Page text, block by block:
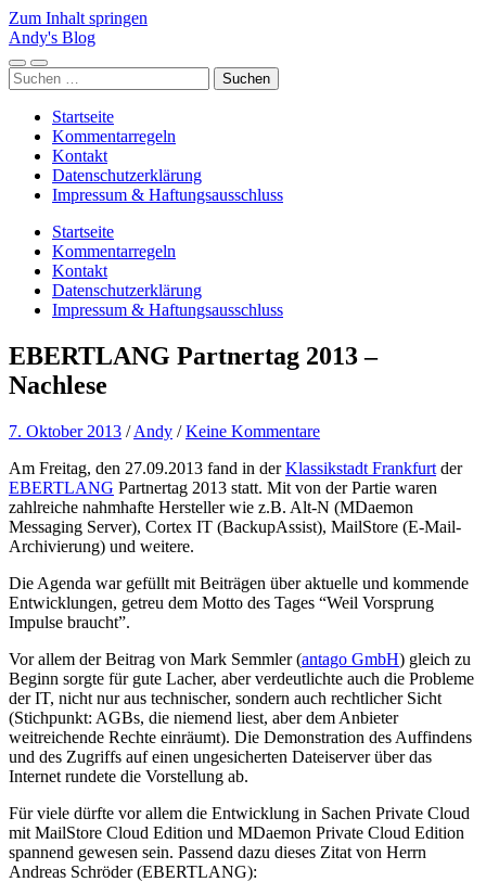
Zum Inhalt springen
Andy's Blog
Mobile-
Menü
Suchfeld
ein-/ausblenden
Suchen
nach:
Startseite
Kommentarregeln
Kontakt
Datenschutzerklärung
Impressum & Haftungsausschluss
Startseite
Kommentarregeln
Kontakt
Datenschutzerklärung
Impressum & Haftungsausschluss
EBERTLANG Partnertag 2013 –
Nachlese
7. Oktober 2013 /Andy /Keine Kommentare
Am Freitag, den 27.09.2013 fand in derKlassikstadt Frankfurt der
EBERTLANG Partnertag 2013 statt. Mit von der Partie waren
zahlreiche nahmhafte Hersteller wie z.B. Alt-N (MDaemon
Messaging Server), Cortex IT (BackupAssist), MailStore (E-Mail-
Archivierung) und weitere.
Die Agenda war gefüllt mit Beiträgen über aktuelle und kommende
Entwicklungen, getreu dem Motto des Tages “Weil Vorsprung
Impulse braucht”.
Vor allem der Beitrag von Mark Semmler (antago GmbH) gleich zu
Beginn sorgte für gute Lacher, aber verdeutlichte auch die Probleme
der IT, nicht nur aus technischer, sondern auch rechtlicher Sicht
(Stichpunkt: AGBs, die niemend liest, aber dem Anbieter
weitreichende Rechte einräumt). Die Demonstration des Auffindens
und des Zugriffs auf einen ungesicherten Dateiserver über das
Internet rundete die Vorstellung ab.
Für viele dürfte vor allem die Entwicklung in Sachen Private Cloud
mit MailStore Cloud Edition und MDaemon Private Cloud Edition
spannend gewesen sein. Passend dazu dieses Zitat von Herrn
Andreas Schröder (EBERTLANG):